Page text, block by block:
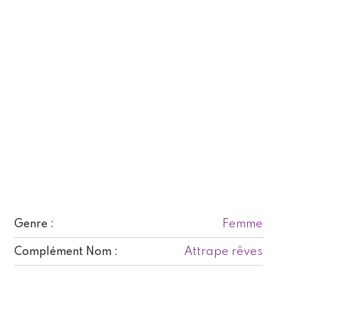
Genre : Femme
Complément Nom : Attrape rêves